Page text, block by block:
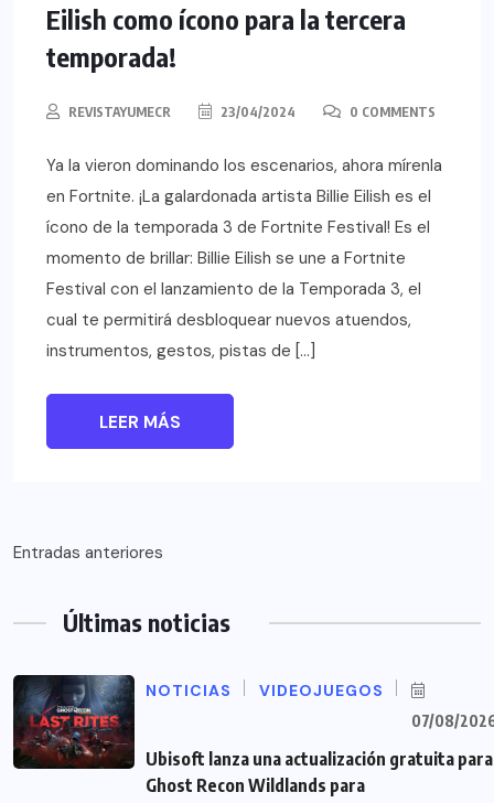
Eilish como ícono para la tercera
temporada!
REVISTAYUMECR 23/04/2024 0 COMMENTS
Ya la vieron dominando los escenarios, ahora mírenla
en Fortnite. ¡La galardonada artista Billie Eilish es el
ícono de la temporada 3 de Fortnite Festival! Es el
momento de brillar: Billie Eilish se une a Fortnite
Festival con el lanzamiento de la Temporada 3, el
cual te permitirá desbloquear nuevos atuendos,
instrumentos, gestos, pistas de […]
LEER MÁS
Navegación
entradas
Entradas anteriores
Últimas noticias
NOTICIAS VIDEOJUEGOS
07/08/
Ubisoft lanza una actualización gratuita para
Ghost Recon Wildlands para